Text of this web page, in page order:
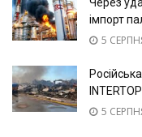
імпорт
5
5